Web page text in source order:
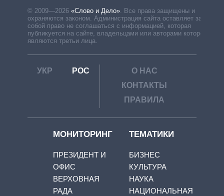
© 2009—2026 «Слово и Дело». Все права защищены и
охраняются законом. Администрация сайта оставляет за
собой право не соглашаться с информацией, которая
публикуется на сайте, владельцами или авторами которой
являются третьи лица.
УКР РОС
О НАС
КОНТАКТЫ
ПРАВИЛА
МОНИТОРИНГ
ПРЕЗИДЕНТ И
ОФИС
ВЕРХОВНАЯ
РАДА
ТЕМАТИКИ
БИЗНЕС
КУЛЬТУРА
НАУКА
НАЦИОНАЛЬНАЯ